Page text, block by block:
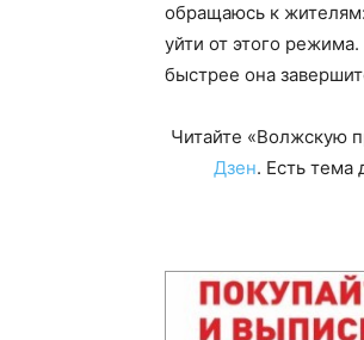
обращаюсь к
уйти от этого
быстрее она
Читайте «Волжскую
Дзен. Есть тема